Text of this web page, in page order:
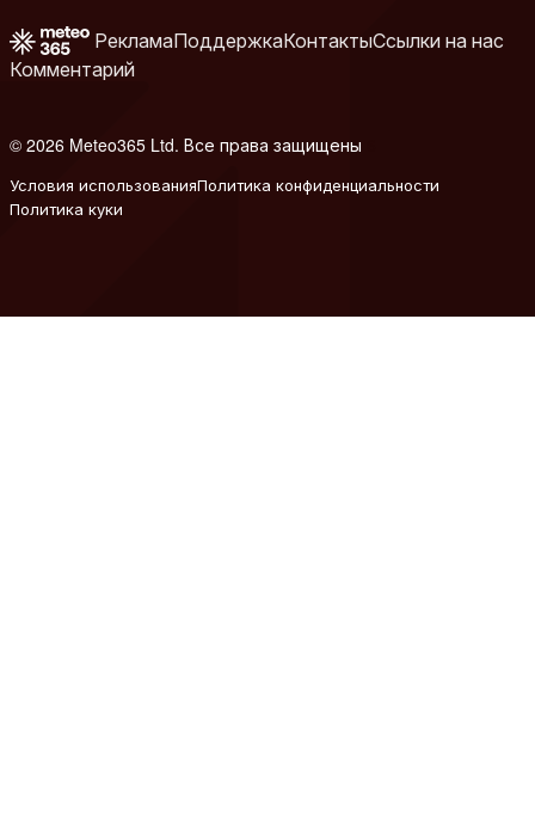
РекламаПоддержкаКонтактыСсылки на нас
Комментарий
© 2026 Meteo365 Ltd. Все права защищены
Условия использованияПолитика конфиденциальности
Политика куки